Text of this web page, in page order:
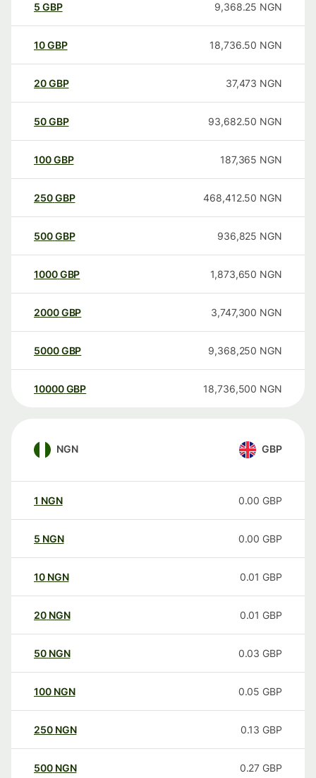
5 GBP 9,368.25 NGN
10GBP 18,736.50 NGN
20GBP 37,473 NGN
50GBP 93,682.50 NGN
100GBP 187,365 NGN
250GBP 468,412.50 NGN
500GBP 936,825 NGN
1000GBP 1,873,650 NGN
2000GBP 3,747,300 NGN
5000GBP 9,368,250 NGN
10000 GBP 18,736,500 NGN
NGN GBP
1 NGN 0.00 GBP
5 NGN 0.00 GBP
10 NGN 0.01 GBP
20 NGN 0.01 GBP
50 NGN 0.03 GBP
100 NGN 0.05 GBP
250 NGN 0.13 GBP
500 NGN 0.27 GBP